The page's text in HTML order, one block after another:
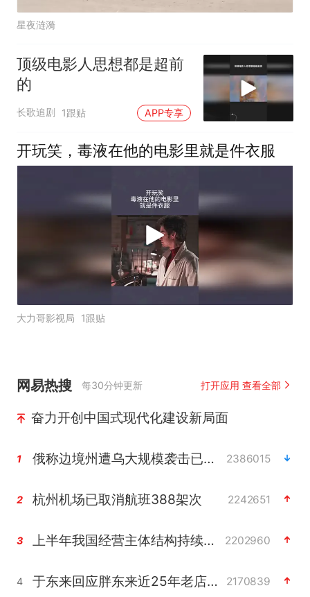
星夜涟漪
顶级电影人思想都是超前
的
长歌追剧 1跟贴 APP专享
开玩笑，毒液在他的电影里就是件衣服
大力哥影视局 1跟贴
网易热搜 每30分钟更新 打开应用 查看全部
奋力开创中国式现代化建设新局面
1 俄称边境州遭乌大规模袭击已致13伤 2386015
2 杭州机场已取消航班388架次 2242651
3 上半年我国经营主体结构持续优化 2202960
4 于东来回应胖东来近25年老店年底关闭 2170839